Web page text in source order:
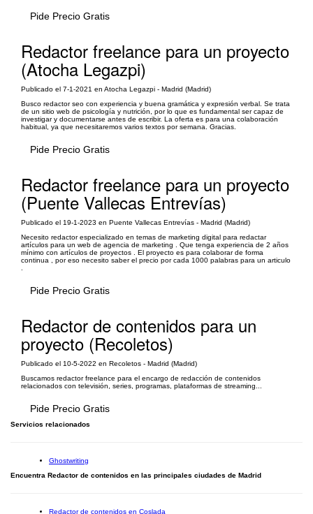
Pide Precio Gratis
Redactor freelance para un proyecto
(Atocha Legazpi)
Publicado el 7-1-2021 en Atocha Legazpi - Madrid (Madrid)
Busco redactor seo con experiencia y buena gramática y expresión verbal. Se trata
de un sitio web de psicología y nutrición, por lo que es fundamental ser capaz de
investigar y documentarse antes de escribir. La oferta es para una colaboración
habitual, ya que necesitaremos varios textos por semana. Gracias.
Pide Precio Gratis
Redactor freelance para un proyecto
(Puente Vallecas Entrevías)
Publicado el 19-1-2023 en Puente Vallecas Entrevías - Madrid (Madrid)
Necesito redactor especializado en temas de marketing digital para redactar
artículos para un web de agencia de marketing . Que tenga experiencia de 2 años
mínimo con artículos de proyectos . El proyecto es para colaborar de forma
continua , por eso necesito saber el precio por cada 1000 palabras para un articulo
Pide Precio Gratis
Redactor de contenidos para un
proyecto (Recoletos)
Publicado el 10-5-2022 en Recoletos - Madrid (Madrid)
Buscamos redactor freelance para el encargo de redacción de contenidos
relacionados con televisión, series, programas, plataformas de streaming...
Pide Precio Gratis
Servicios relacionados
Ghostwriting
Encuentra Redactor de contenidos en las principales ciudades de Madrid
Redactor de contenidos en Coslada